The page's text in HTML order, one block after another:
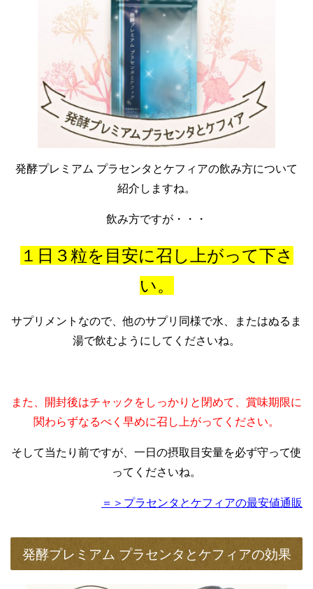
発酵プレミアム プラセンタとケフィアの飲み方について
紹介しますね。
飲み方ですが・・・
１日３粒を目安に召し上がって下さ
い。
サプリメントなので、他のサプリ同様で水、またはぬるま
湯で飲むようにしてくださいね。
また、開封後はチャックをしっかりと閉めて、賞味期限に
関わらずなるべく早めに召し上がってください。
そして当たり前ですが、一日の摂取目安量を必ず守って使
ってくださいね。
＝＞プラセンタとケフィアの最安値通販
発酵プレミアム プラセンタとケフィアの効果